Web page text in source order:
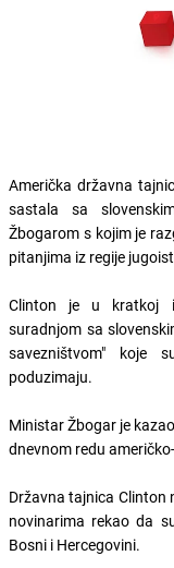
Američka državna
sastala sa
Žbogarom s kojim je
pitanjima iz regije
Clinton je u kratkoj
suradnjom sa
savezništvom" koje
poduzimaju.
Ministar Žbogar je
dnevnom redu
Državna tajnica Clinton
novinarima rekao da
Bosni i Hercegovini.